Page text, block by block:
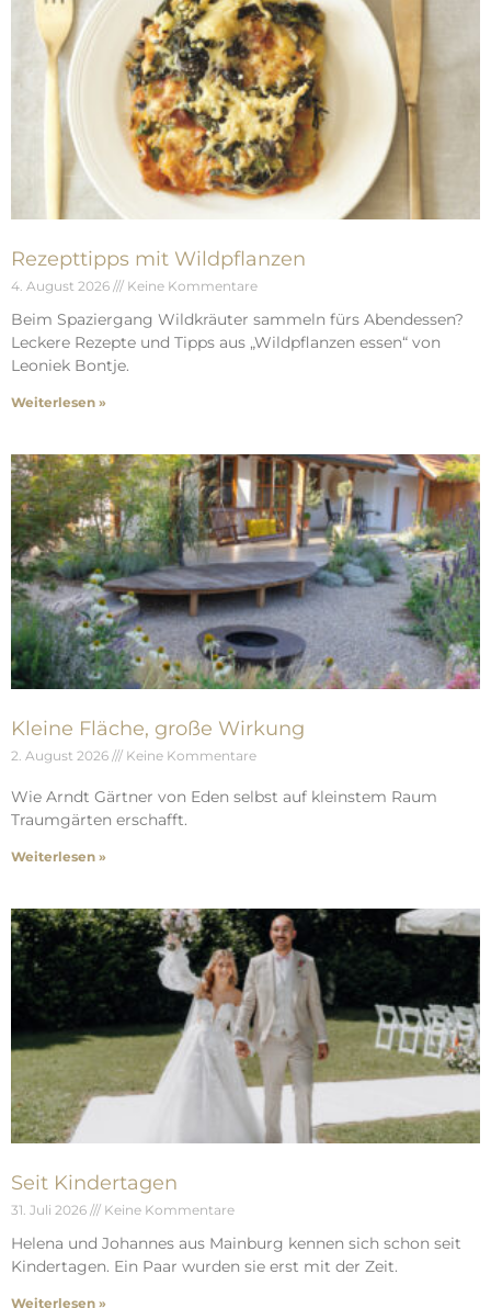
Rezepttipps mit Wildpflanzen
4. August 2026 Keine Kommentare
Beim Spaziergang Wildkräuter sammeln fürs Abendessen?
Leckere Rezepte und Tipps aus „Wildpflanzen essen“ von
Leoniek Bontje.
Weiterlesen »
Kleine Fläche, große Wirkung
2. August 2026 Keine Kommentare
Wie Arndt Gärtner von Eden selbst auf kleinstem Raum
Traumgärten erschafft.
Weiterlesen »
Seit Kindertagen
31. Juli 2026 Keine Kommentare
Helena und Johannes aus Mainburg kennen sich schon seit
Kindertagen. Ein Paar wurden sie erst mit der Zeit.
Weiterlesen »